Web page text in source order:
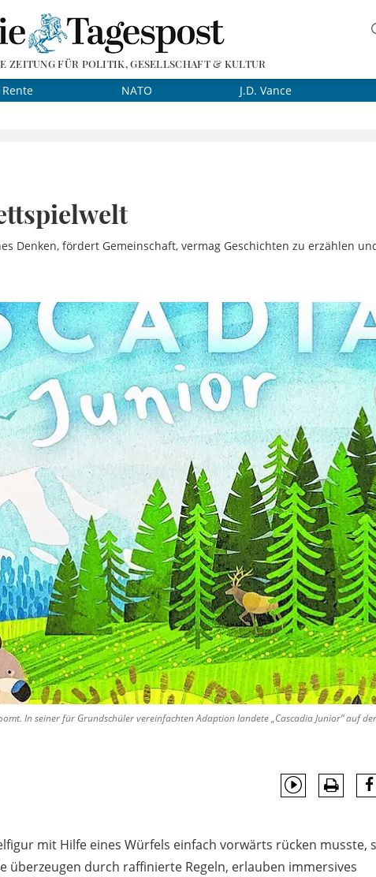
ZEITUNG FÜR POLITIK, GESELLSCHAFT & KULTUR
Rente NATO J.D. Vance
Denken, fördert Gemeinschaft, vermag Geschichten zu erzählen
In seiner für Grundschüler vereinfachten Adaption landete „Cascadia Junior“ auf der
mit Hilfe eines Würfels einfach vorwärts rücken musste,
überzeugen durch raffinierte Regeln, erlauben immersives